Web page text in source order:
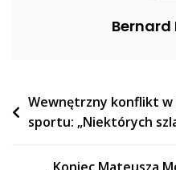
Bernard
Nawigacja
wpisu
Wewnętrzny konflikt w
sportu: „Niektórych